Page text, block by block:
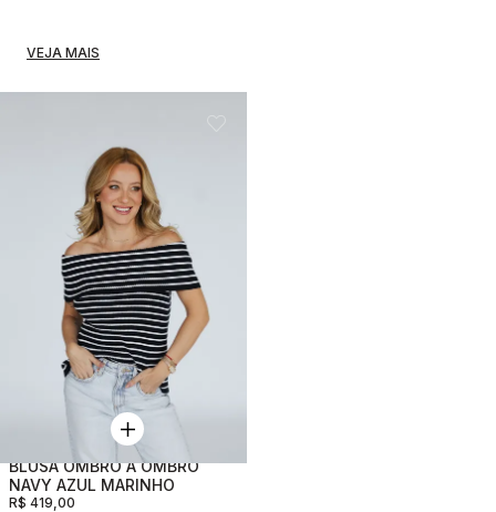
VEJA MAIS
BLUSA OMBRO A OMBRO
NAVY AZUL MARINHO
R$ 419,00